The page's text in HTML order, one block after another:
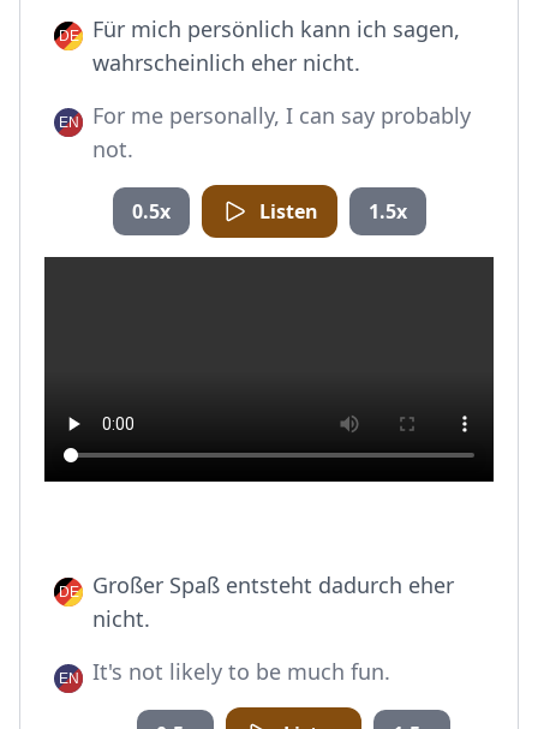
Für mich persönlich kann ich sagen,
wahrscheinlich eher nicht.
For me personally, I can say probably
not.
0.5x Listen 1.5x
Großer Spaß entsteht dadurch eher
nicht.
It's not likely to be much fun.